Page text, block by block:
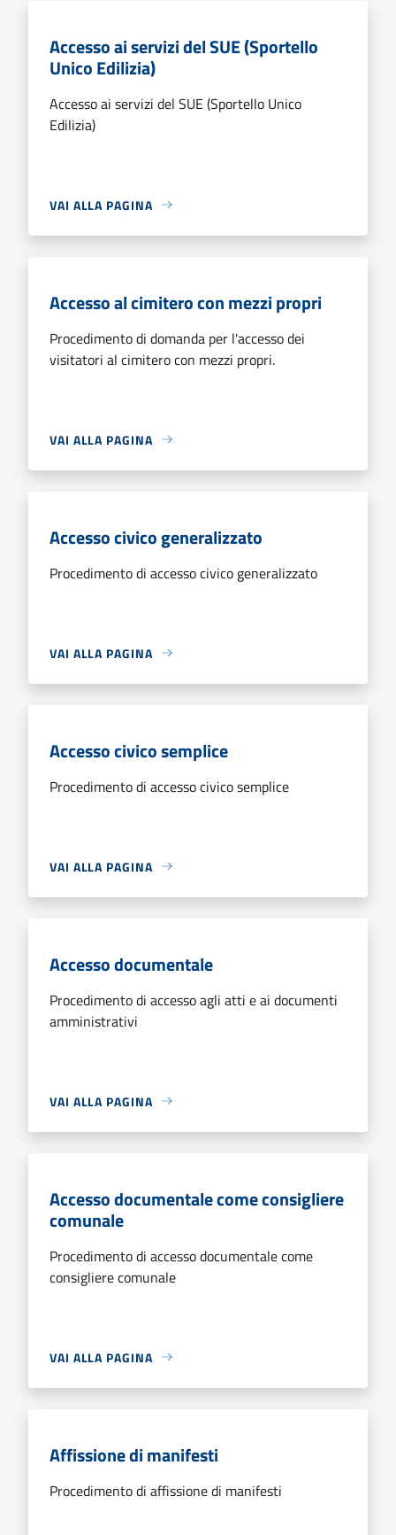
Accesso ai servizi del SUE (Sportello
Unico Edilizia)
Accesso ai servizi del SUE (Sportello Unico
Edilizia)
VAI ALLA PAGINA
Accesso al cimitero con mezzi propri
Procedimento di domanda per l'accesso dei
visitatori al cimitero con mezzi propri.
VAI ALLA PAGINA
Accesso civico generalizzato
Procedimento di accesso civico generalizzato
VAI ALLA PAGINA
Accesso civico semplice
Procedimento di accesso civico semplice
VAI ALLA PAGINA
Accesso documentale
Procedimento di accesso agli atti e ai documenti
amministrativi
VAI ALLA PAGINA
Accesso documentale come consigliere
comunale
Procedimento di accesso documentale come
consigliere comunale
VAI ALLA PAGINA
Affissione di manifesti
Procedimento di affissione di manifesti